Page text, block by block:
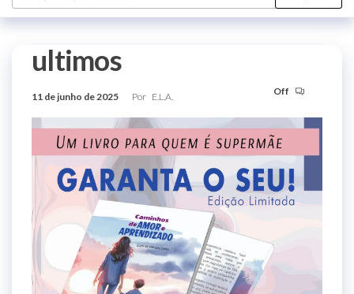
por:
ultimos
11 de junho de 2025 Por E.L.A. Off